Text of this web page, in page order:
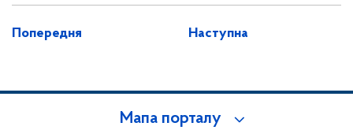
Попередня Наступна
Мапа порталу